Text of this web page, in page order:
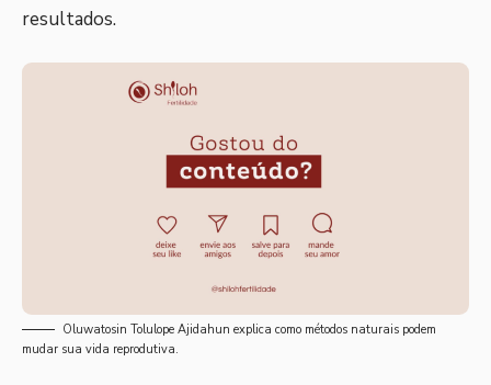
resultados.
Oluwatosin Tolulope Ajidahun explica como métodos naturais podem
mudar sua vida reprodutiva.